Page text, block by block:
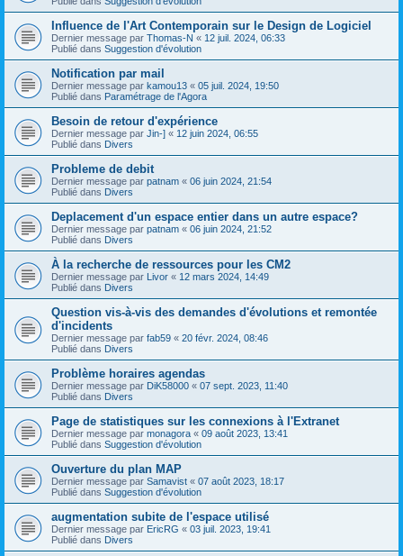
Influence de l'Art Contemporain sur le Design de Logiciel
Dernier message par Thomas-N « 12 juil. 2024, 06:33
Publié dans Suggestion d'évolution
Notification par mail
Dernier message par kamou13 « 05 juil. 2024, 19:50
Publié dans Paramétrage de l'Agora
Besoin de retour d'expérience
Dernier message par Jin-] « 12 juin 2024, 06:55
Publié dans Divers
Probleme de debit
Dernier message par patnam « 06 juin 2024, 21:54
Publié dans Divers
Deplacement d'un espace entier dans un autre espace?
Dernier message par patnam « 06 juin 2024, 21:52
Publié dans Divers
À la recherche de ressources pour les CM2
Dernier message par Livor « 12 mars 2024, 14:49
Publié dans Divers
Question vis-à-vis des demandes d'évolutions et remontée
d'incidents
Dernier message par fab59 « 20 févr. 2024, 08:46
Publié dans Divers
Problème horaires agendas
Dernier message par DiK58000 « 07 sept. 2023, 11:40
Publié dans Divers
Page de statistiques sur les connexions à l'Extranet
Dernier message par monagora « 09 août 2023, 13:41
Publié dans Suggestion d'évolution
Ouverture du plan MAP
Dernier message par Samavist « 07 août 2023, 18:17
Publié dans Suggestion d'évolution
augmentation subite de l'espace utilisé
Dernier message par EricRG « 03 juil. 2023, 19:41
Publié dans Divers